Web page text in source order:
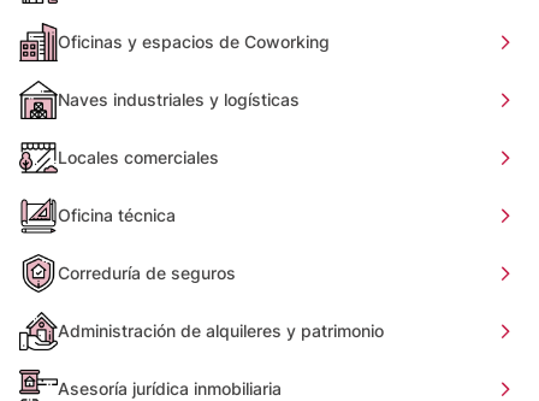
Oficinas y espacios de Coworking
Naves industriales y logísticas
Locales comerciales
Oficina técnica
Correduría de seguros
Administración de alquileres y patrimonio
Asesoría jurídica inmobiliaria